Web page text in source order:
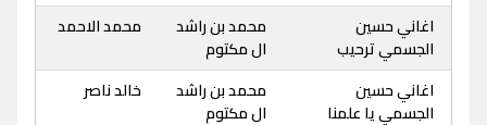
اغاني حسين
الجسمي ترحيب
محمد بن راشد
ال مكتوم
محمد الاحمد
اغاني حسين
الجسمي يا علمنا
محمد بن راشد
ال مكتوم
خالد ناصر